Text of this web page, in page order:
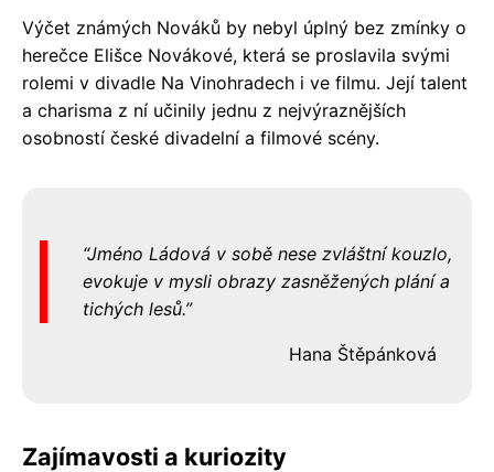
Výčet známých Nováků by nebyl úplný bez zmínky o
herečce Elišce Novákové, která se proslavila svými
rolemi v divadle Na Vinohradech i ve filmu. Její talent
a charisma z ní učinily jednu z nejvýraznějších
osobností české divadelní a filmové scény.
Jméno Ládová v sobě nese zvláštní kouzlo,
evokuje v mysli obrazy zasněžených plání a
tichých lesů.
Hana Štěpánková
Zajímavosti a kuriozity